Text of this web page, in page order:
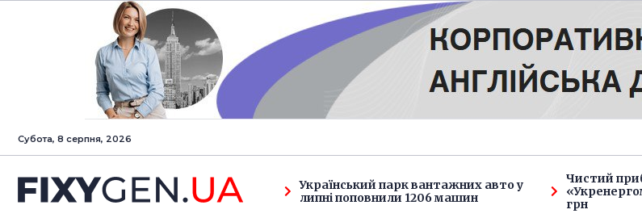
Субота, 8 серпня, 2026
Український парк вантажних авто у
липні поповнили 1206 машин
Чистий
грн